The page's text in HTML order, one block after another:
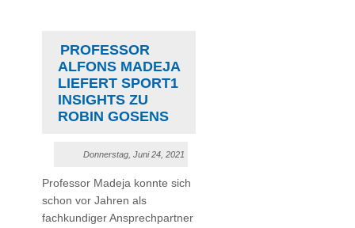
PROFESSOR
ALFONS MADEJA
LIEFERT SPORT1
INSIGHTS ZU
ROBIN GOSENS
Donnerstag, Juni 24, 2021
Professor Madeja konnte sich
schon vor Jahren als
fachkundiger Ansprechpartner